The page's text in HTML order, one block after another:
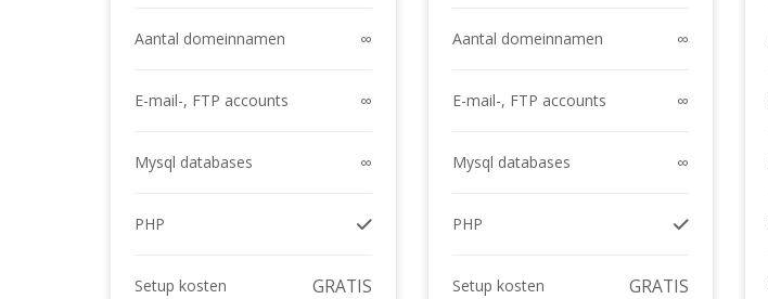
Aantal domeinnamen ∞
E-mail-, FTP accounts ∞
Mysql databases ∞
PHP
Setup kosten GRATIS
Aantal domeinnamen ∞
E-mail-, FTP accounts ∞
Mysql databases ∞
PHP
Setup kosten GRATIS